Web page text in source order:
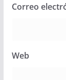
Correo
Web